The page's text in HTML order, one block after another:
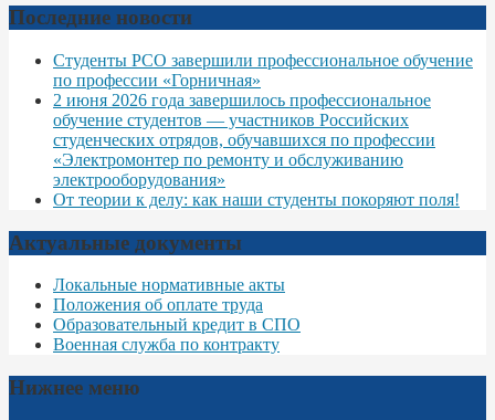
Последние новости
Студенты РСО завершили профессиональное обучение
по профессии «Горничная»
2 июня 2026 года завершилось профессиональное
обучение студентов — участников Российских
студенческих отрядов, обучавшихся по профессии
«Электромонтер по ремонту и обслуживанию
электрооборудования»
От теории к делу: как наши студенты покоряют поля!
Актуальные документы
Локальные нормативные акты
Положения об оплате труда
Образовательный кредит в СПО
Военная служба по контракту
Нижнее меню